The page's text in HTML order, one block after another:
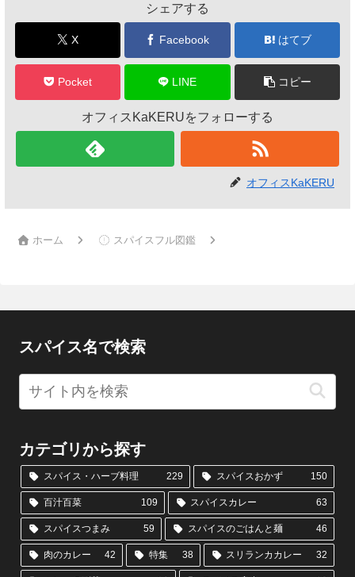
シェアする
X Facebook はてブ
Pocket LINE コピー
オフィスKaKERUをフォローする
オフィスKaKERU
ホーム スパイスフル図鑑
スパイス名で検索
カテゴリから探す
スパイス・ハーブ料理 229 スパイスおかず 150
百汁百菜 109 スパイスカレー 63
スパイスつまみ 59 スパイスのごはんと麺 46
肉のカレー 42 特集 38 スリランカカレー 32